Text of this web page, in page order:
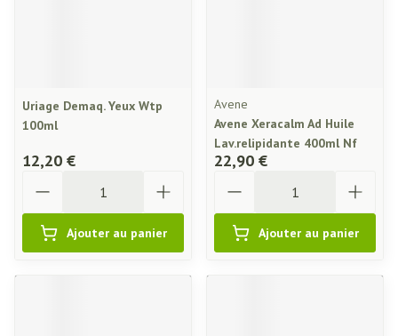
Uriage Demaq. Yeux Wtp
100ml
12,20 €
Ajouter au panier
Avene
Avene Xeracalm Ad Huile
Lav.relipidante 400ml Nf
22,90 €
Ajouter au panier